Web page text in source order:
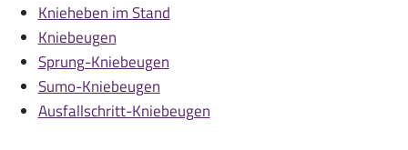
Knieheben im Stand
Kniebeugen
Sprung-Kniebeugen
Sumo-Kniebeugen
Ausfallschritt-Kniebeugen